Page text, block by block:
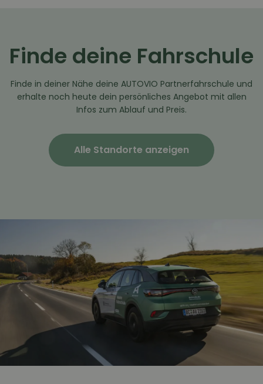
Finde deine Fahrschule
Finde in deiner Nähe deine AUTOVIO Partnerfahrschule und
erhalte noch heute dein persönliches Angebot mit allen
Infos zum Ablauf und Preis.
Alle Standorte anzeigen